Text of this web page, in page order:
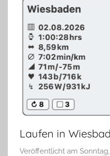
Laufen in
Veröffentlicht am